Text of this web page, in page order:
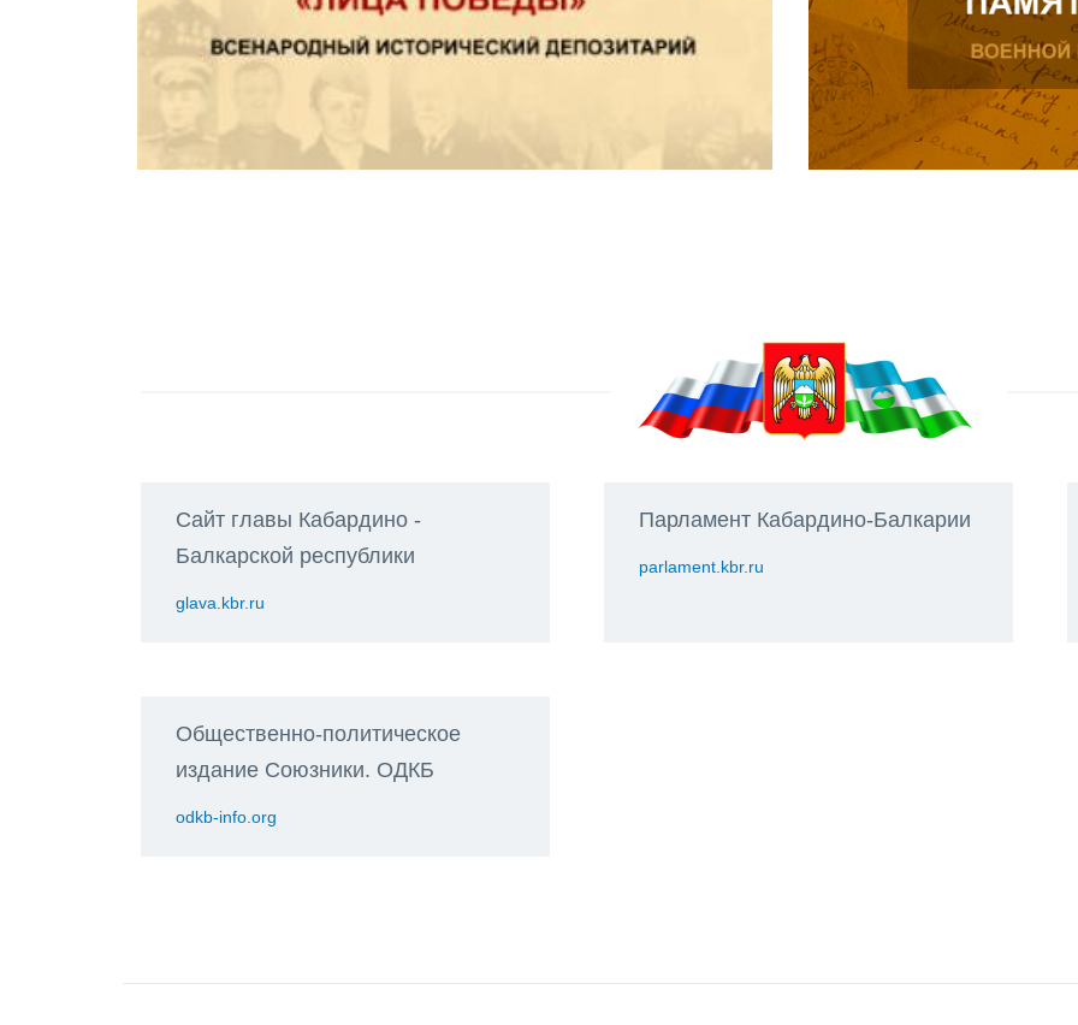
Сайт главы Кабардино -
Балкарской республики
glava.kbr.ru
Парламент Кабардино-Балкарии
parlament.kbr.ru
Общественно-политическое
издание Союзники. ОДКБ
odkb-info.org